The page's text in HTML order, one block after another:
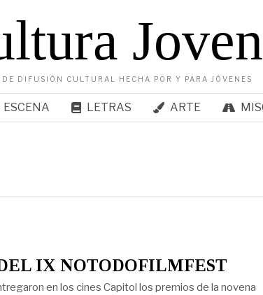
Joven
DE DIFUSIÓN CULTURAL HECHA POR Y PARA JÓVENES
ESCENA LETRAS ARTE
IX NOTODOFILMFEST
en los cines Capitol los premios de la novena